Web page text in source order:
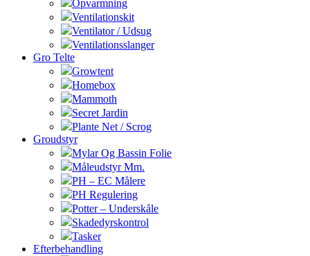
Opvarmning
Ventilationskit
Ventilator / Udsug
Ventilationsslanger
Gro Telte
Growtent
Homebox
Mammoth
Secret Jardin
Plante Net / Scrog
Groudstyr
Mylar Og Bassin Folie
Måleudstyr Mm.
PH – EC Målere
PH Regulering
Potter – Underskåle
Skadedyrskontrol
Tasker
Efterbehandling